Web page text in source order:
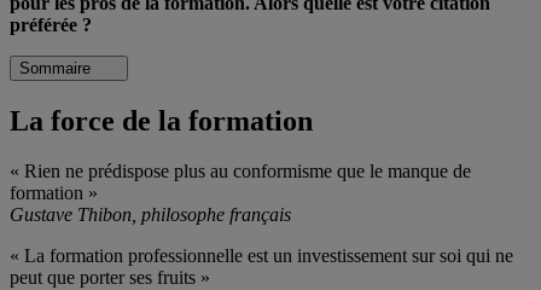
préférée ?
Sommaire
La force de la formation
« Rien ne prédispose plus au conformisme que le manque de
formation »
Gustave Thibon, philosophe français
« La formation professionnelle est un investissement sur soi qui ne
peut que porter ses fruits »